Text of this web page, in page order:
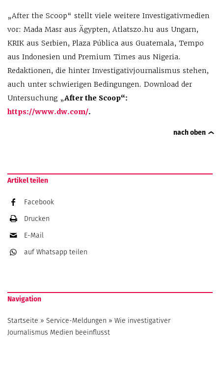
„After the Scoop“ stellt viele weitere Investigativmedien
vor: Mada Masr aus Ägypten, Atlatszo.hu aus Ungarn,
KRIK aus Serbien, Plaza Pública aus Guatemala, Tempo
aus Indonesien und Premium Times aus Nigeria.
Redaktionen, die hinter Investigativjournalismus stehen,
auch unter schwierigen Bedingungen. Download der
Untersuchung „After the Scoop“:
https://www.dw.com/.
nach oben
Artikel teilen
Facebook
Drucken
E-Mail
auf Whatsapp teilen
Navigation
Startseite » Service-Meldungen » Wie investigativer
Journalismus Medien beeinflusst